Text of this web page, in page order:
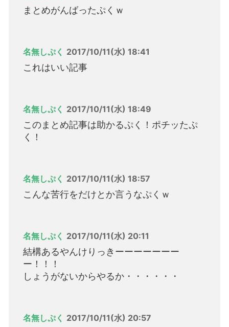
まとめがんばったぷくｗ
名無しぷく 2017/10/11(水) 18:41
これはいい記事
名無しぷく 2017/10/11(水) 18:49
このまとめ記事は助かるぷく！ポチッたぷ
く！
名無しぷく 2017/10/11(水) 18:57
こんな苦行をだけとか言うなぷくｗ
名無しぷく 2017/10/11(水) 20:11
結構あるやんけりっきーーーーーーー
ー！！！
しょうがないからやるか・・・・・・
名無しぷく 2017/10/11(水) 20:57